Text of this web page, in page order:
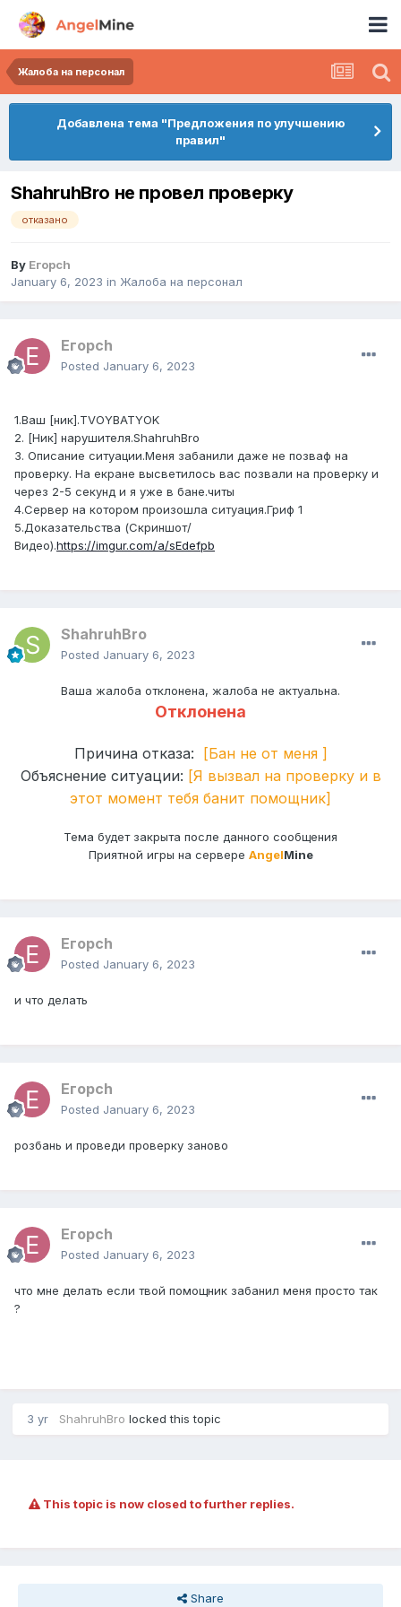
Жалоба на персонал
Добавлена тема "Предложения по улучшению
правил"
ShahruhBro не провел проверку
отказано
By Егорch
January 6, 2023 in Жалоба на персонал
Егорch
Posted January 6, 2023
1.Ваш [ник].TVOYBATYOK
2. [Ник] нарушителя.ShahruhBro
3. Описание ситуации.Меня забанили даже не позваф на
проверку. На екране высветилось вас позвали на проверку и
через 2-5 секунд и я уже в бане.читы
4.Сервер на котором произошла ситуация.Гриф 1
5.Доказательства (Скриншот/
Видео).https://imgur.com/a/sEdefpb
ShahruhBro
Posted January 6, 2023
Ваша жалоба отклонена, жалоба не актуальна.
Отклонена
Причина отказа:
[Бан не от меня ]
Объяснение ситуации: [Я вызвал на проверку и в
этот момент тебя банит помощник]
Тема будет закрыта после данного сообщения
Приятной игры на сервере AngelMine
Егорch
Posted January 6, 2023
и что делать
Егорch
Posted January 6, 2023
розбань и проведи проверку заново
Егорch
Posted January 6, 2023
что мне делать если твой помощник забанил меня просто так
?
3 yr ShahruhBro locked this topic
This topic is now closed to further replies.
Share